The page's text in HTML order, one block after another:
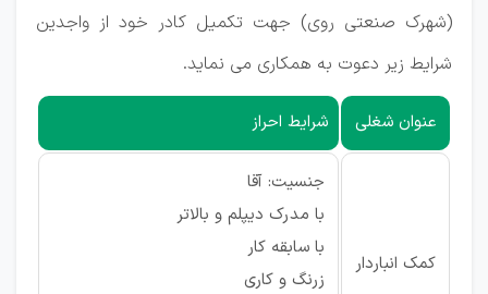
(شهرک صنعتی روی) جهت تکمیل کادر خود از واجدین
شرایط زیر دعوت به همکاری می نماید.
عنوان شغلی شرایط احراز
کمک انباردار
جنسیت: آقا
با مدرک دیپلم و بالاتر
با سابقه کار
زرنگ و کاری